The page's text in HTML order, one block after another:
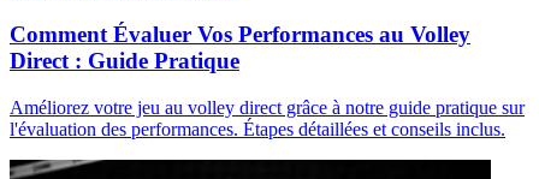
Comment Évaluer Vos Performances au Volley
Direct : Guide Pratique
Améliorez votre jeu au volley direct grâce à notre guide pratique sur
l'évaluation des performances. Étapes détaillées et conseils inclus.